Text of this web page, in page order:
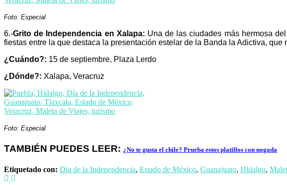
Foto: Especial
6.-Grito de Independencia en Xalapa: Una de las ciudades más hermosa
fiestas entre la que destaca la presentación estelar de la Banda la Adictiva, que
¿Cuándo?: 15 de septiembre, Plaza Lerdo
¿Dónde?: Xalapa, Veracruz
Foto: Especial
TAMBIÉN PUEDES LEER: ¿No te gusta el chile? Prueba estos platillos con nogada
Etiquetado con: Día de la Independencia, Estado de México, Guanajuato, Hidalgo,